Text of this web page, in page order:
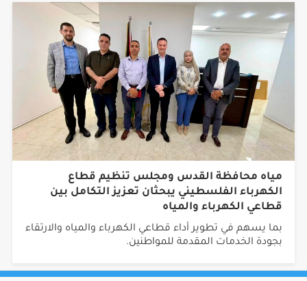
مياه محافظة القدس ومجلس تنظيم قطاع
الكهرباء الفلسطيني يبحثان تعزيز التكامل بين
قطاعي الكهرباء والمياه
بما يسهم في تطوير أداء قطاعي الكهرباء والمياه والارتقاء
بجودة الخدمات المقدمة للمواطنين.